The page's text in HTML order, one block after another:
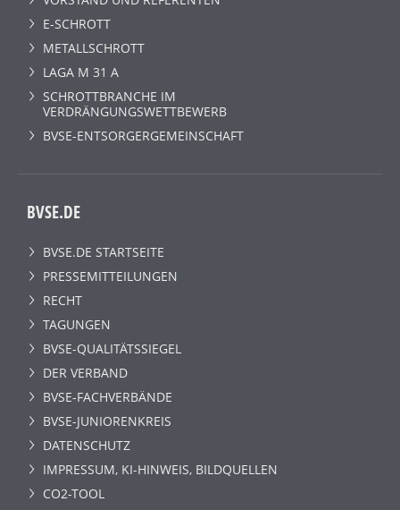
E-SCHROTT
METALLSCHROTT
LAGA M 31 A
SCHROTTBRANCHE IM
VERDRÄNGUNGSWETTBEWERB
BVSE-ENTSORGERGEMEINSCHAFT
BVSE.DE
BVSE.DE STARTSEITE
PRESSEMITTEILUNGEN
RECHT
TAGUNGEN
BVSE-QUALITÄTSSIEGEL
DER VERBAND
BVSE-FACHVERBÄNDE
BVSE-JUNIORENKREIS
DATENSCHUTZ
IMPRESSUM, KI-HINWEIS, BILDQUELLEN
CO2-TOOL